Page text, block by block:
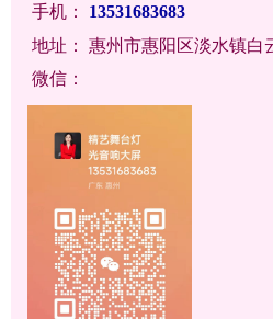
手机：
13531683683
地址： 惠州市惠阳区淡水镇白
微信：